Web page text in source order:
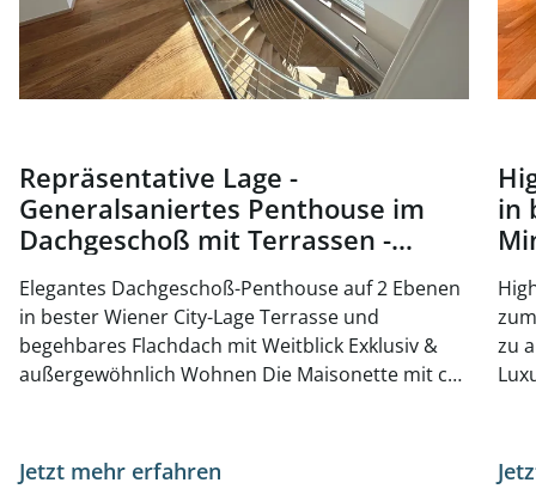
Repräsentative Lage -
Generalsaniertes Penthouse im
Dachgeschoß mit Terrassen -
kaufen in 1010 Wien
Elegantes Dachgeschoß-Penthouse auf 2 Ebenen
in bester Wiener City-Lage Terrasse und
begehbares Flachdach mit Weitblick Exklusiv &
außergewöhnlich Wohnen Die Maisonette mit ca.
sich mit höchstem Wohnkomfort. Ebene 1 -
Vorraum - Gäste-WC - Wohnbereich -
Jetzt mehr erfahren
in
zu